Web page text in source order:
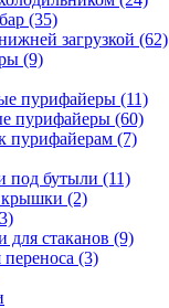
(35)
загрузкой (62)
(9)
пурифайеры (11)
пурифайеры (60)
пурифайерам (7)
под бутыли (11)
(2)
для стаканов (9)
(3)